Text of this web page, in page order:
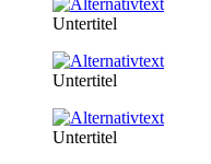
Untertitel
Untertitel
Untertitel